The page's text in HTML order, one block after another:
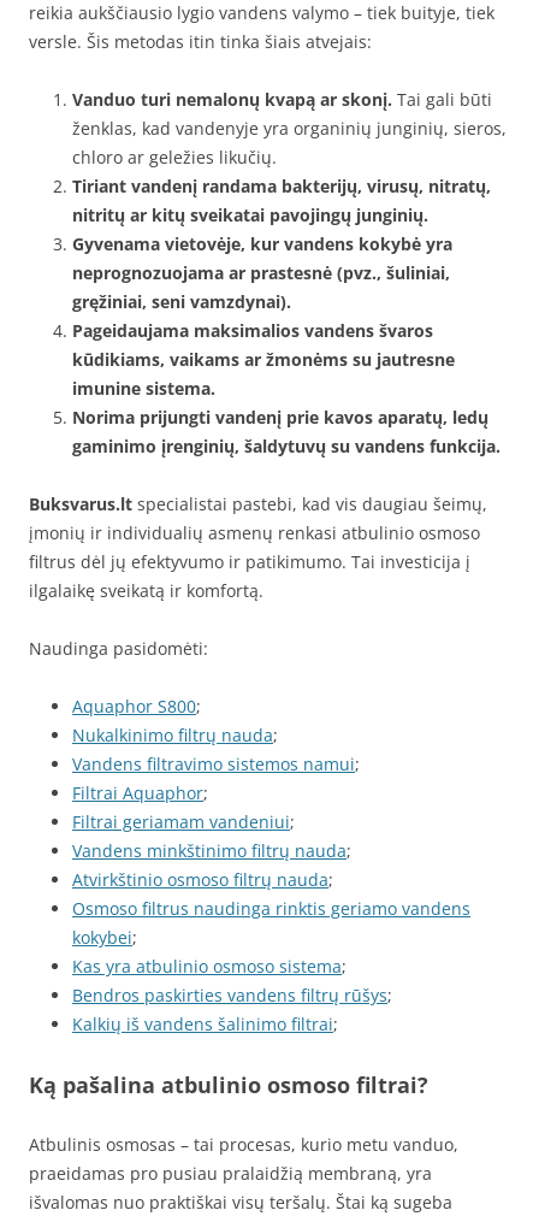
reikia aukščiausio lygio vandens valymo – tiek buityje, tiek
versle. Šis metodas itin tinka šiais atvejais:
Vanduo turi nemalonų kvapą ar skonį. Tai gali būti
ženklas, kad vandenyje yra organinių junginių, sieros,
chloro ar geležies likučių.
Tiriant vandenį randama bakterijų, virusų, nitratų,
nitritų ar kitų sveikatai pavojingų junginių.
Gyvenama vietovėje, kur vandens kokybė yra
neprognozuojama ar prastesnė (pvz., šuliniai,
gręžiniai, seni vamzdynai).
Pageidaujama maksimalios vandens švaros
kūdikiams, vaikams ar žmonėms su jautresne
imunine sistema.
Norima prijungti vandenį prie kavos aparatų, ledų
gaminimo įrenginių, šaldytuvų su vandens funkcija.
Buksvarus.lt specialistai pastebi, kad vis daugiau šeimų,
įmonių ir individualių asmenų renkasi atbulinio osmoso
filtrus dėl jų efektyvumo ir patikimumo. Tai investicija į
ilgalaikę sveikatą ir komfortą.
Naudinga pasidomėti:
Aquaphor S800;
Nukalkinimo filtrų nauda;
Vandens filtravimo sistemos namui;
Filtrai Aquaphor;
Filtrai geriamam vandeniui;
Vandens minkštinimo filtrų nauda;
Atvirkštinio osmoso filtrų nauda;
Osmoso filtrus naudinga rinktis geriamo vandens
kokybei;
Kas yra atbulinio osmoso sistema;
Bendros paskirties vandens filtrų rūšys;
Kalkių iš vandens šalinimo filtrai;
Ką pašalina atbulinio osmoso filtrai?
Atbulinis osmosas – tai procesas, kurio metu vanduo,
praeidamas pro pusiau pralaidžią membraną, yra
išvalomas nuo praktiškai visų teršalų. Štai ką sugeba